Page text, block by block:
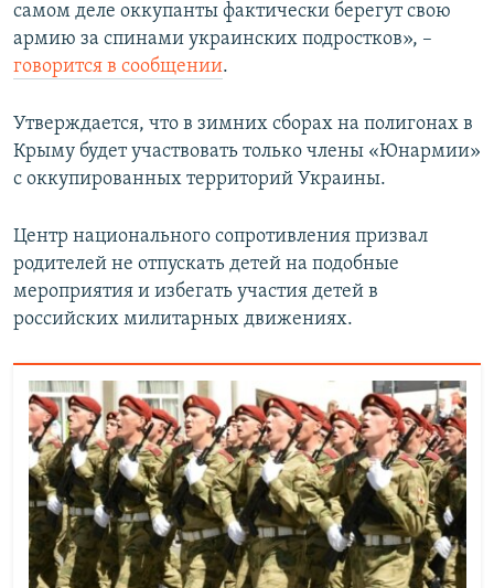
самом деле оккупанты фактически берегут свою
армию за спинами украинских подростков», –
говорится в сообщении.
Утверждается, что в зимних сборах на полигонах в
Крыму будет участвовать только члены «Юнармии»
с оккупированных территорий Украины.
Центр национального сопротивления призвал
родителей не отпускать детей на подобные
мероприятия и избегать участия детей в
российских милитарных движениях.